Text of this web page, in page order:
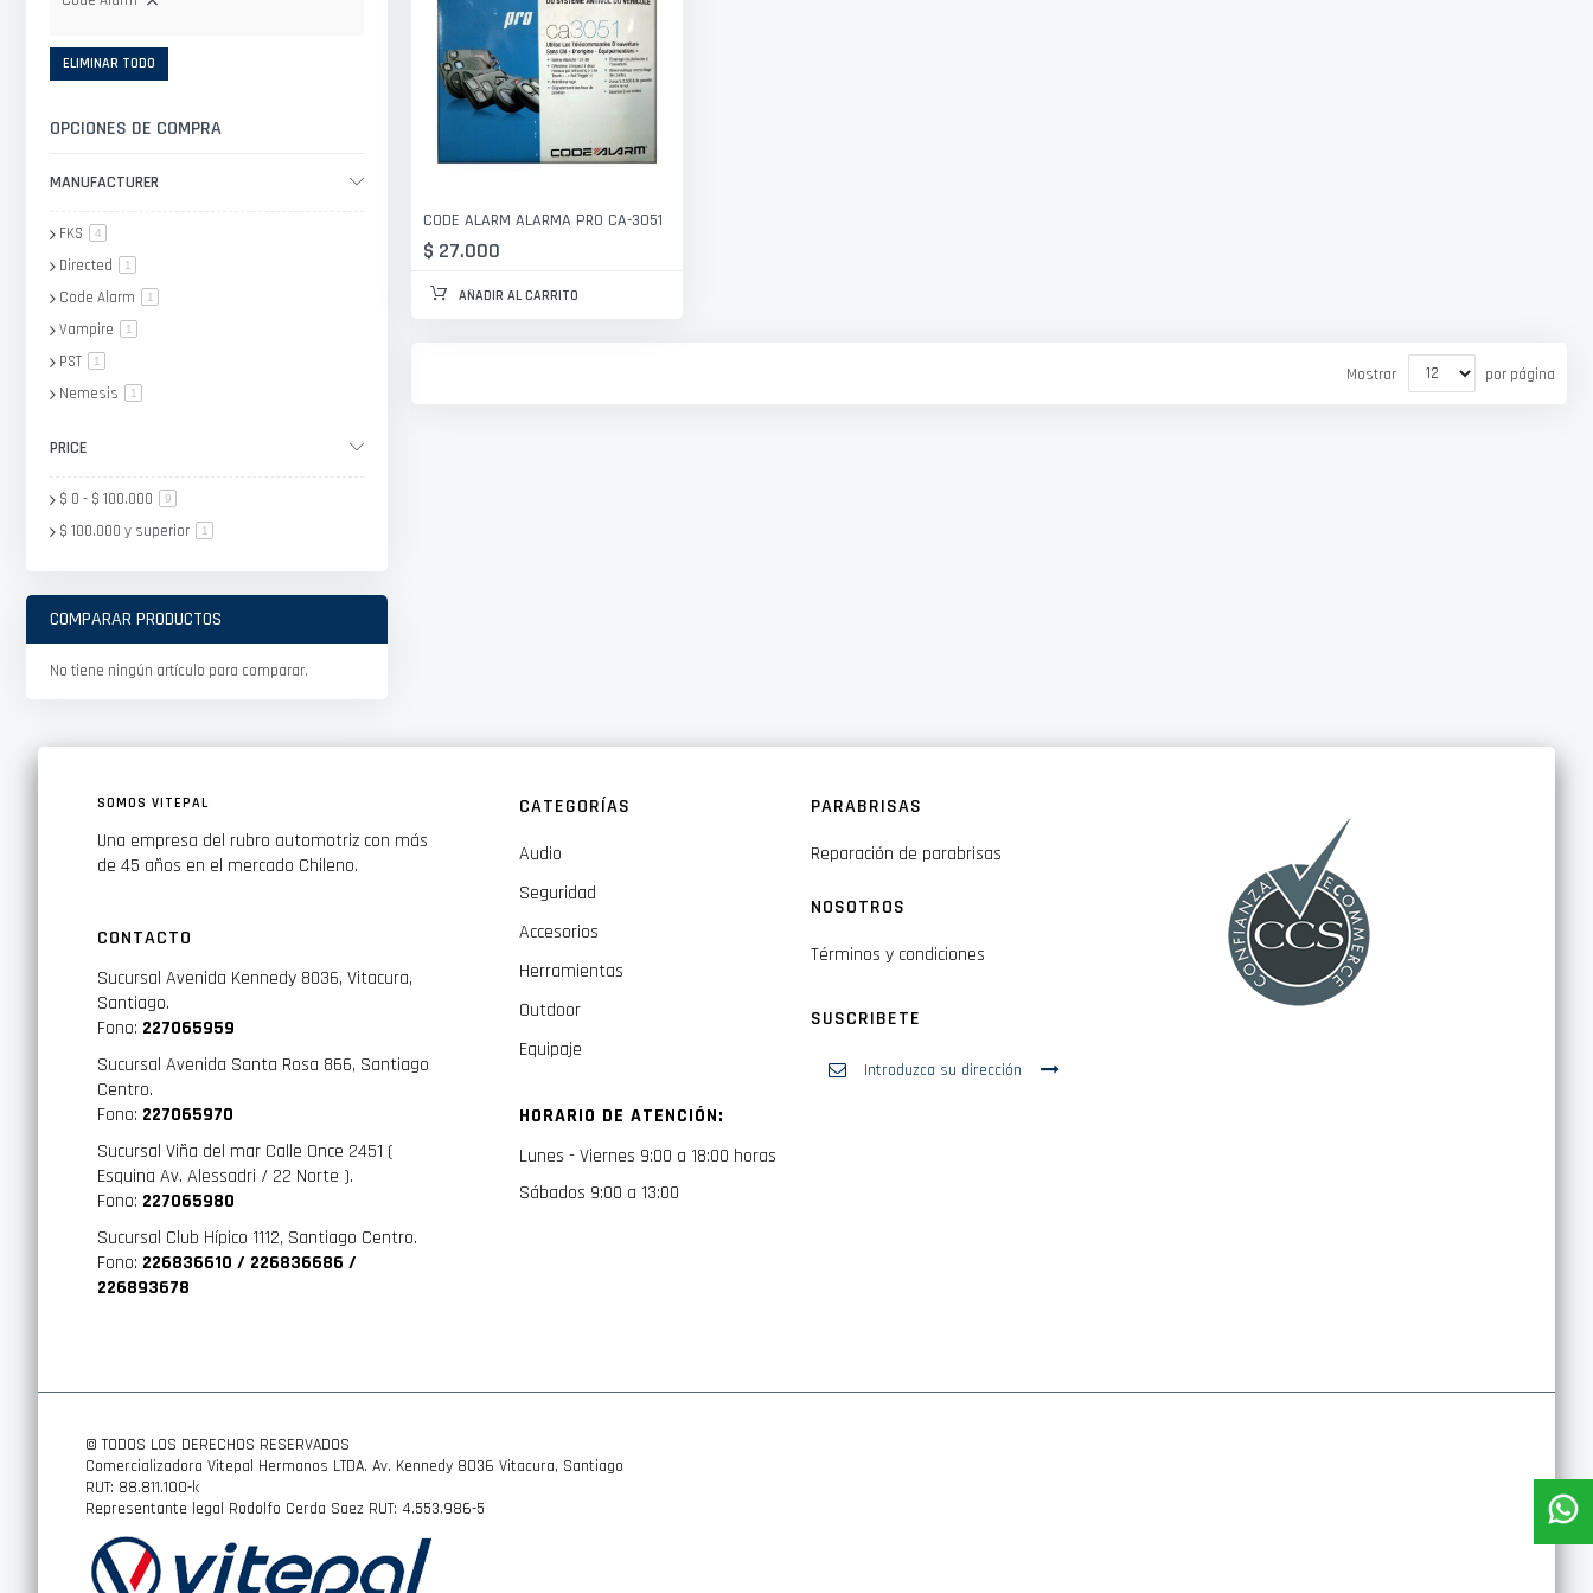
CODE ALARM ALARMA PRO CA-3051
$ 27.000
AÑADIR AL CARRITO
Mostrar por página
ELIMINAR TODO
OPCIONES DE COMPRA
MANUFACTURER
FKS 4
Directed 1
Code Alarm 1
Vampire 1
PST 1
Nemesis 1
PRICE
$ 0 - $ 100.000 9artículo
$ 100.000 y superior 1
COMPARAR PRODUCTOS
No tiene ningún artículo para comparar.
SOMOS VITEPAL
Una empresa del rubro automotriz con más
de 45 años en el mercado Chileno.
CONTACTO
Sucursal Avenida Kennedy 8036, Vitacura,
Santiago.
Fono: 227065959
Sucursal Avenida Santa Rosa 866, Santiago
Centro.
Fono: 227065970
Sucursal Viña del mar Calle Once 2451 (
Esquina Av. Alessadri / 22 Norte ).
Fono: 227065980
Sucursal Club Hípico 1112, Santiago Centro.
Fono: 226836610 / 226836686 /
226893678
CATEGORÍAS
Audio
Seguridad
Accesorios
Herramientas
Outdoor
Equipaje
HORARIO DE ATENCIÓN:
Lunes - Viernes 9:00 a 18:00 horas
Sábados 9:00 a 13:00
PARABRISAS
Reparación de parabrisas
NOSOTROS
Términos y condiciones
SUSCRIBETE
© TODOS LOS DERECHOS RESERVADOS
Comercializadora Vitepal Hermanos LTDA. Av. Kennedy 8036 Vitacura, Santiago
RUT: 88.811.100-k
Representante legal Rodolfo Cerda Saez RUT: 4.553.986-5